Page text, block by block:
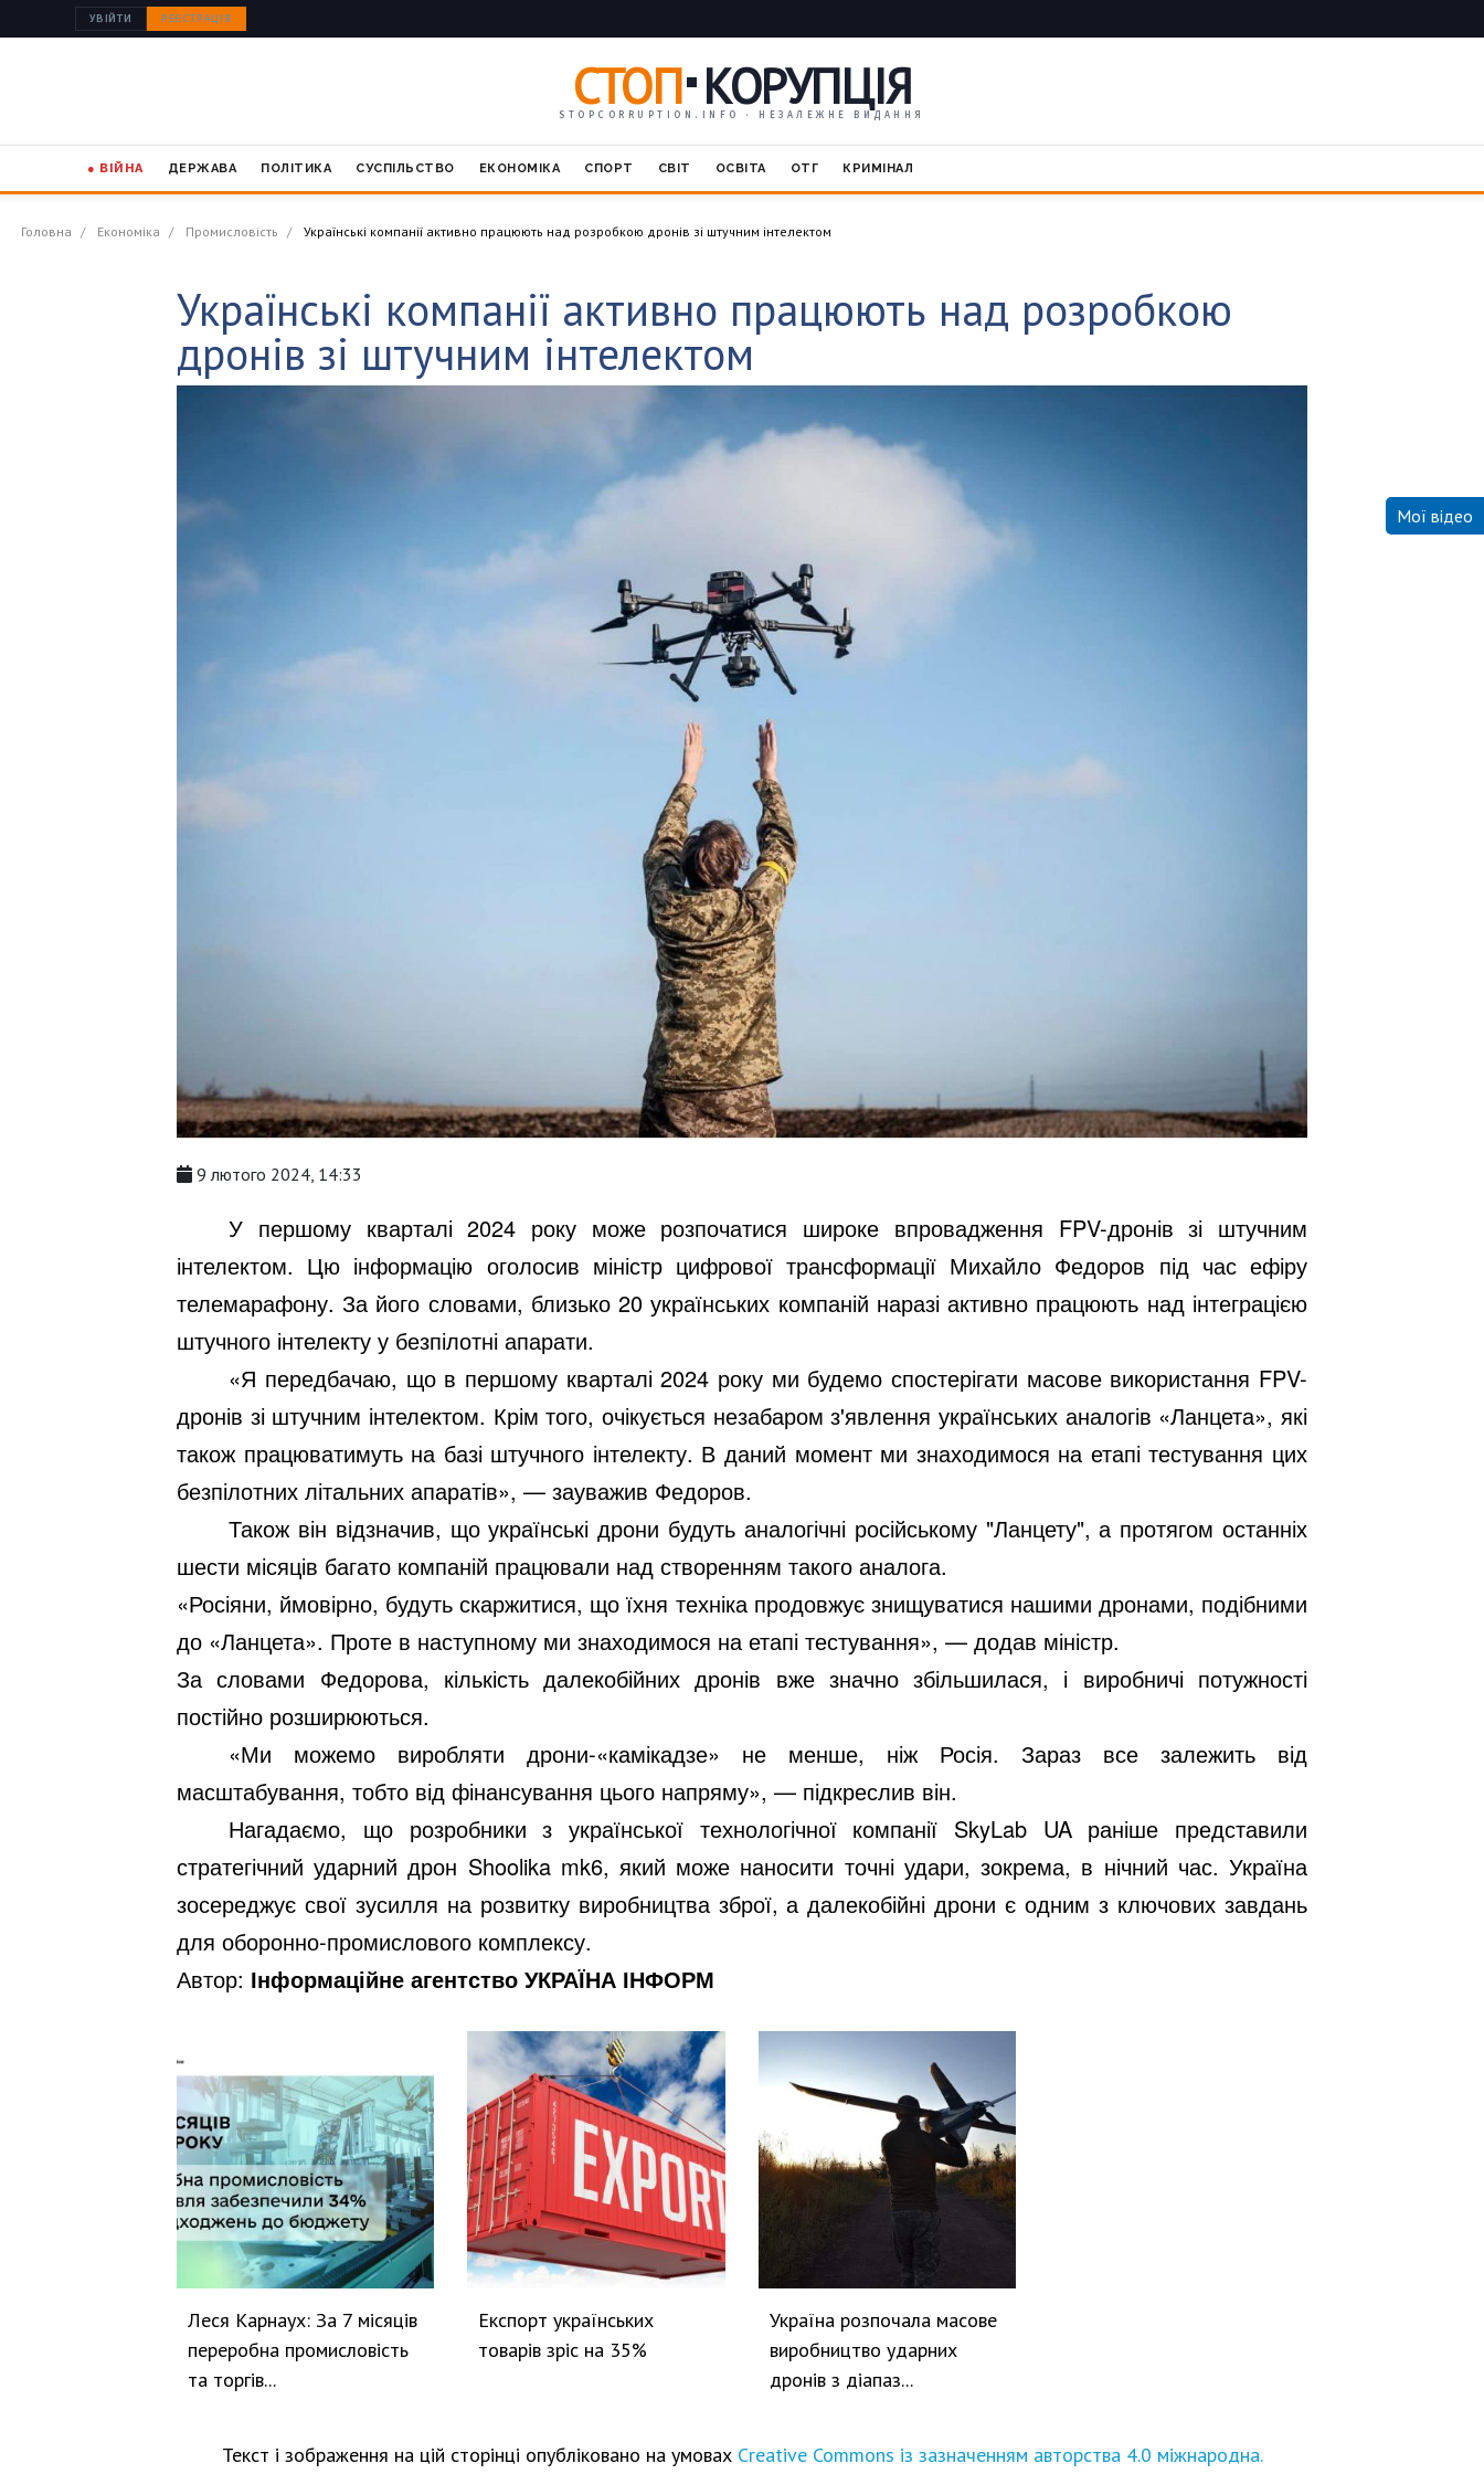
УВІЙТИ РЕЄСТРАЦІЯ
СТОП КОРУПЦІЯ
STOPCORRUPTION.INFO · НЕЗАЛЕЖНЕ ВИДАННЯ
● ВІЙНА ДЕРЖАВА ПОЛІТИКА СУСПІЛЬСТВО ЕКОНОМІКА СПОРТ СВІТ ОСВІТА ОТГ КРИМІНАЛ
Головна Економіка Промисловість Українські компанії активно працюють над розробкою дронів зі штучним інтелектом
Українські компанії активно працюють над розробкою
дронів зі штучним інтелектом
9 лютого 2024, 14:33
У першому кварталі 2024 року може розпочатися широке впровадження FPV-дронів зі штучним
інтелектом. Цю інформацію оголосив міністр цифрової трансформації Михайло Федоров під час ефіру
телемарафону. За його словами, близько 20 українських компаній наразі активно працюють над інтеграцією
штучного інтелекту у безпілотні апарати.
«Я передбачаю, що в першому кварталі 2024 року ми будемо спостерігати масове використання FPV-
дронів зі штучним інтелектом. Крім того, очікується незабаром з'явлення українських аналогів «Ланцета», які
також працюватимуть на базі штучного інтелекту. В даний момент ми знаходимося на етапі тестування цих
безпілотних літальних апаратів», — зауважив Федоров.
Також він відзначив, що українські дрони будуть аналогічні російському "Ланцету", а протягом останніх
шести місяців багато компаній працювали над створенням такого аналога.
«Росіяни, ймовірно, будуть скаржитися, що їхня техніка продовжує знищуватися нашими дронами, подібними
до «Ланцета». Проте в наступному ми знаходимося на етапі тестування», — додав міністр.
За словами Федорова, кількість далекобійних дронів вже значно збільшилася, і виробничі потужності
постійно розширюються.
«Ми можемо виробляти дрони-«камікадзе» не менше, ніж Росія. Зараз все залежить від
масштабування, тобто від фінансування цього напряму», — підкреслив він.
Нагадаємо, що розробники з української технологічної компанії SkyLab UA раніше представили
стратегічний ударний дрон Shoolika mk6, який може наносити точні удари, зокрема, в нічний час. Україна
зосереджує свої зусилля на розвитку виробництва зброї, а далекобійні дрони є одним з ключових завдань
для оборонно-промислового комплексу.
Автор: Інформаційне агентство УКРАЇНА ІНФОРМ
Леся Карнаух: За 7 місяців
переробна промисловість
та торгів...
Експорт українських
товарів зріс на 35%
Україна розпочала масове
виробництво ударних
дронів з діапаз...
Текст і зображення на цій сторінці опубліковано на умовах Creative Commons із зазначенням авторства 4.0 міжнародна.
Мої відео